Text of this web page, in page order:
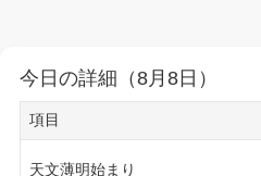
今日の詳細（8月8日）
項目
天文薄明始まり